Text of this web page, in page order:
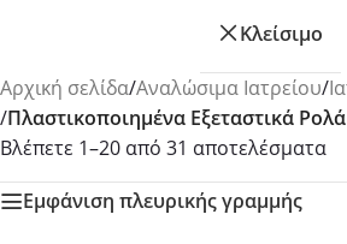
Κλείσιμο
Αρχική σελίδα/Αναλώσιμα Ιατρείου/
/Πλαστικοποιημένα Εξεταστικά Ρολά
Βλέπετε 1–20 από 31 αποτελέσματα
Εμφάνιση πλευρικής γραμμής